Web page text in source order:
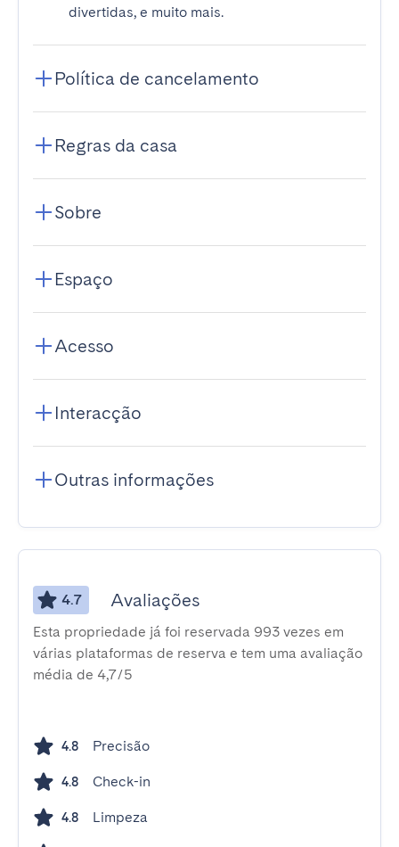
divertidas, e muito mais.
Política de cancelamento
Regras da casa
Sobre
Espaço
Acesso
Interacção
Outras informações
4.7 Avaliações
Esta propriedade já foi reservada 993 vezes em
várias plataformas de reserva e tem uma avaliação
média de 4,7/5
4.8 Precisão
4.8 Check-in
4.8 Limpeza